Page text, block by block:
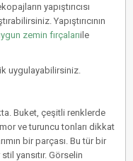
yapıştırıcısı
Yapıştırıcının
zemin fırçalarıile
uygulayabilirsiniz.
Buket, çeşitli renklerde
ve turuncu tonları dikkat
bir parçası. Bu tür bir
yansıtır. Görselin